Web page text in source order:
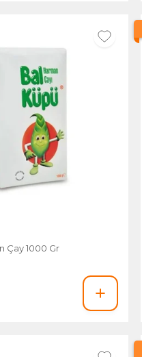
Çay 1000 Gr